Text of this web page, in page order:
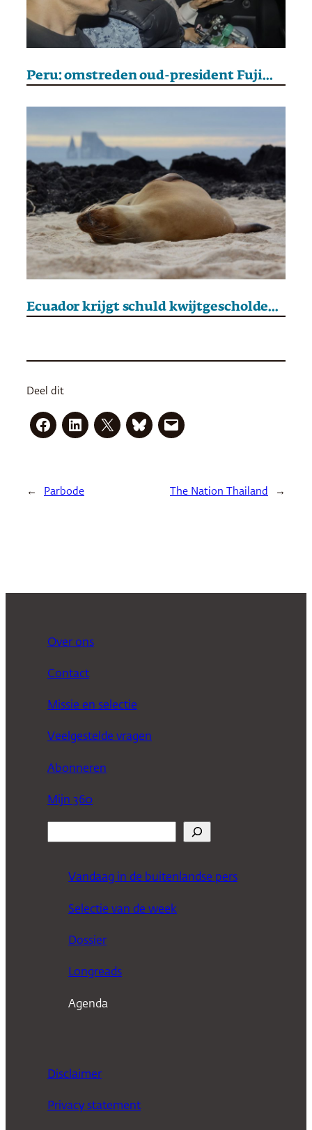
Peru: omstreden oud-president Fujimori vrijgelaten
Ecuador krijgt schuld kwijtgescholden in ruil voor natuurbescherming
Deel dit
← Parbode The Nation Thailand →
Over ons
Contact
Missie en selectie
Veelgestelde vragen
Abonneren
Mijn 360
Vandaag in de buitenlandse pers
Selectie van de week
Dossier
Longreads
Agenda
Disclaimer
Privacy statement